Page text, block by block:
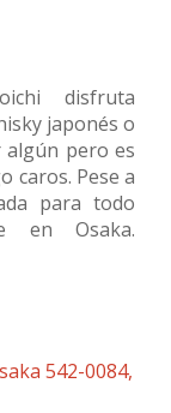
disfruta
japonés o
algún pero es
caros. Pese a
para todo
en Osaka.
542-0084,